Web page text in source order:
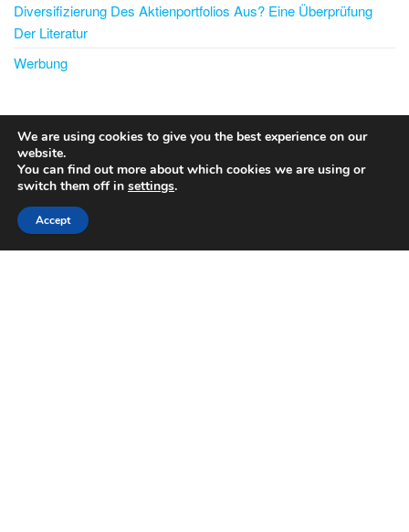
Diversifizierung Des Aktienportfolios Aus? Eine Überprüfung
Der Literatur
Werbung
PARTNER/SPONSOREN
Kassenrollen
Stolz präsentiert von
We are using cookies to give you the best experience on our
website.
You can find out more about which cookies we are using or
switch them off in settings.
Accept